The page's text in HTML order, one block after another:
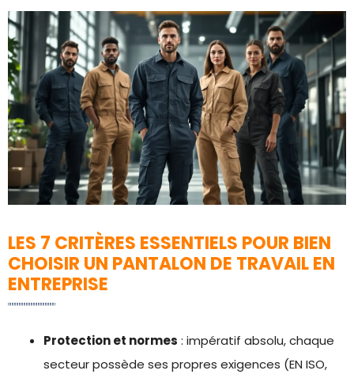
LES 7 CRITÈRES ESSENTIELS POUR BIEN
CHOISIR UN PANTALON DE TRAVAIL EN
ENTREPRISE
Protection et normes : impératif absolu, chaque
secteur possède ses propres exigences (EN ISO,